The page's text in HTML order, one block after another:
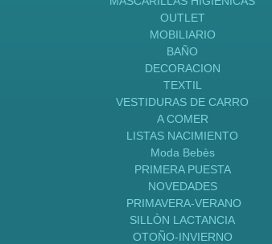
OUTLET
MOBILIARIO
BAÑO
DECORACION
TEXTIL
VESTIDURAS DE CARRO
A COMER
LISTAS NACIMIENTO
Moda Bebès
PRIMERA PUESTA
NOVEDADES
PRIMAVERA-VERANO
SILLÒN LACTANCIA
OTOÑO-INVIERNO